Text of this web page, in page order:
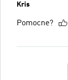
Kris
Pomocne?